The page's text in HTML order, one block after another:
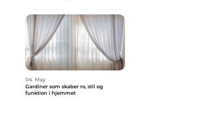
04. May
Gardiner som skaber ro, stil og
funktion i hjemmet